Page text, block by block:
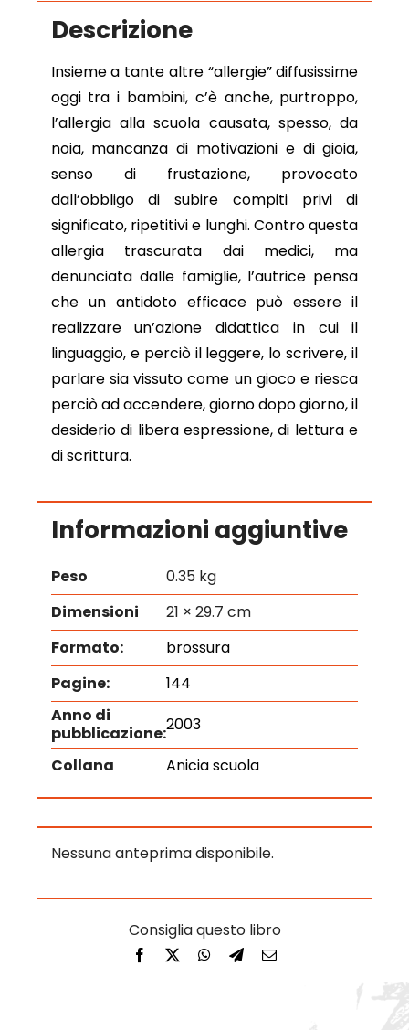
Descrizione
Insieme a tante altre “allergie” diffusissime
oggi tra i bambini, c’è anche, purtroppo,
l’allergia alla scuola causata, spesso, da
noia, mancanza di motivazioni e di gioia,
senso di frustazione, provocato
dall’obbligo di subire compiti privi di
significato, ripetitivi e lunghi. Contro questa
allergia trascurata dai medici, ma
denunciata dalle famiglie, l’autrice pensa
che un antidoto efficace può essere il
realizzare un’azione didattica in cui il
linguaggio, e perciò il leggere, lo scrivere, il
parlare sia vissuto come un gioco e riesca
perciò ad accendere, giorno dopo giorno, il
desiderio di libera espressione, di lettura e
di scrittura.
Informazioni aggiuntive
Peso
0.35 kg
Dimensioni
21 × 29.7 cm
Formato:
brossura
Pagine:
144
Anno di
pubblicazione:2003
Collana
Anicia scuola
Nessuna anteprima disponibile.